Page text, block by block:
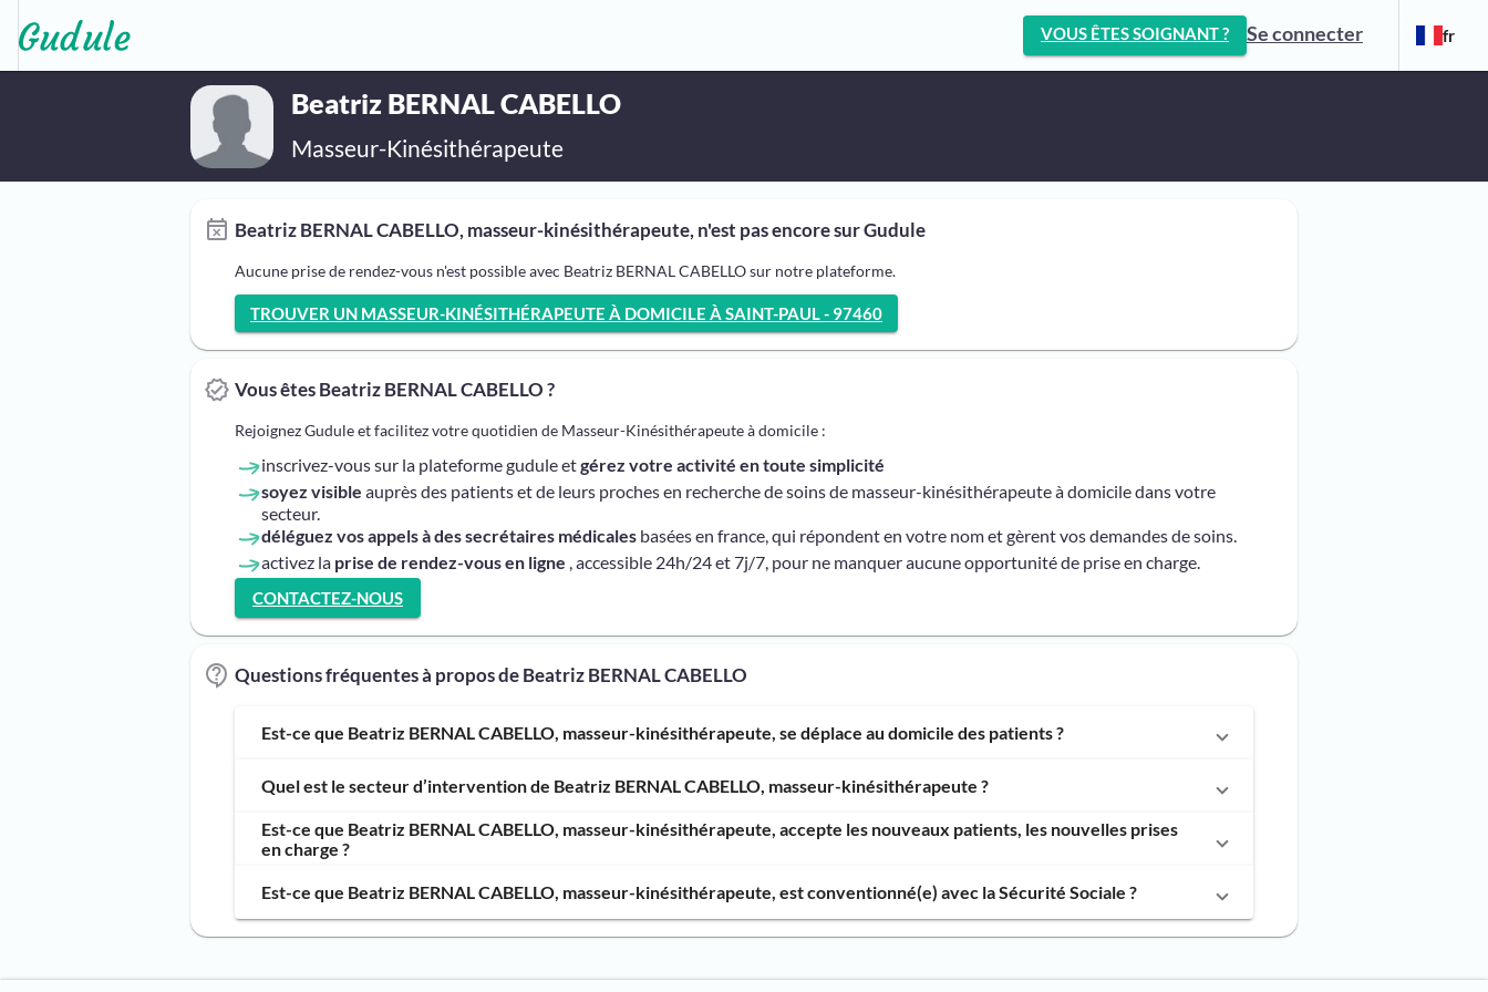
VOUS ÊTES SOIGNANT ? Se connecter fr
Beatriz BERNAL CABELLO
Masseur-Kinésithérapeute
Beatriz BERNAL CABELLO, masseur-kinésithérapeute, n'est pas encore sur Gudule
Aucune prise de rendez-vous n'est possible avec Beatriz BERNAL CABELLO sur notre plateforme.
TROUVER UN MASSEUR-KINÉSITHÉRAPEUTE À DOMICILE À SAINT-PAUL - 97460
Vous êtes Beatriz BERNAL CABELLO ?
Rejoignez Gudule et facilitez votre quotidien de Masseur-Kinésithérapeute à domicile :
inscrivez-vous sur la plateforme gudule etgérez votre activité en toute simplicité
soyez visible auprès des patients et de leurs proches en recherche de soins de masseur-kinésithérapeute à domicile dans votre
secteur.
déléguez vos appels à des secrétaires médicales basées en france, qui répondent en votre nom et gèrent vos demandes de soins.
activez la prise de rendez-vous en ligne , accessible 24h/24 et 7j/7, pour ne manquer aucune opportunité de prise en charge.
CONTACTEZ-NOUS
Questions fréquentes à propos de Beatriz BERNAL CABELLO
Est-ce que Beatriz BERNAL CABELLO, masseur-kinésithérapeute, se déplace au domicile des patients ?
Quel est le secteur d’intervention de Beatriz BERNAL CABELLO, masseur-kinésithérapeute ?
Est-ce que Beatriz BERNAL CABELLO, masseur-kinésithérapeute, accepte les nouveaux patients, les nouvelles prises
en charge ?
Est-ce que Beatriz BERNAL CABELLO, masseur-kinésithérapeute, est conventionné(e) avec la Sécurité Sociale ?